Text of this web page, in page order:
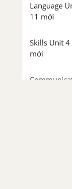
Language
11 mới
Skills Unit 4
mới